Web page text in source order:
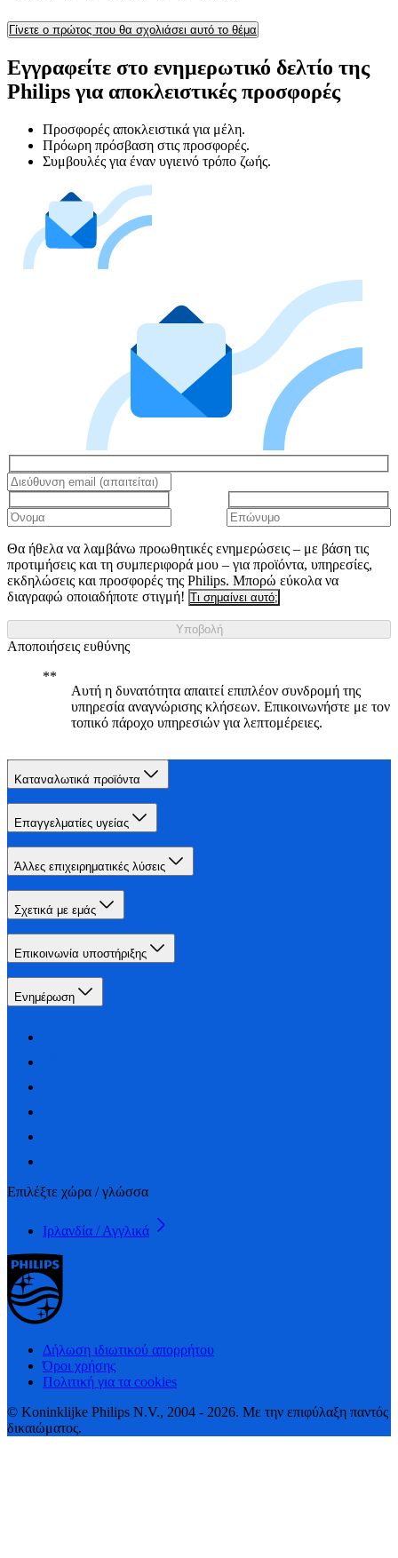
Γίνετε ο πρώτος που θα σχολιάσει αυτό το θέμα
Εγγραφείτε στο ενημερωτικό δελτίο της
Philips για αποκλειστικές προσφορές
Προσφορές αποκλειστικά για μέλη.
Πρόωρη πρόσβαση στις προσφορές.
Συμβουλές για έναν υγιεινό τρόπο ζωής.
Θα ήθελα να λαμβάνω προωθητικές ενημερώσεις – με βάση τις
προτιμήσεις και τη συμπεριφορά μου – για προϊόντα, υπηρεσίες,
εκδηλώσεις και προσφορές της Philips. Μπορώ εύκολα να
διαγραφώ οποιαδήποτε στιγμή! Τι σημαίνει αυτό;
Υποβολή
Αποποιήσεις ευθύνης
Αυτή η δυνατότητα απαιτεί επιπλέον συνδρομή της
υπηρεσία αναγνώρισης κλήσεων. Επικοινωνήστε με τον
τοπικό πάροχο υπηρεσιών για λεπτομέρειες.
Καταναλωτικά προϊόντα
Επαγγελματίες υγείας
Άλλες επιχειρηματικές λύσεις
Σχετικά με εμάς
Επικοινωνία υποστήριξης
Ενημέρωση
Επιλέξτε χώρα / γλώσσα
Ιρλανδία / Αγγλικά
Δήλωση ιδιωτικού απορρήτου
Όροι χρήσης
Πολιτική για τα cookies
© Koninklijke Philips N.V., 2004 - 2026. Με την επιφύλαξη παντός
δικαιώματος.